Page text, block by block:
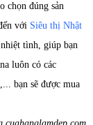
chọn đúng sản
với Siêu thị Nhật
tình, giúp bạn
luôn có các
bạn sẽ được mua